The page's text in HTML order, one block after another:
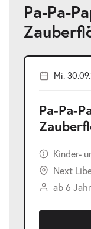
Pa-Pa-
Mi.
Pa-Pa-
Kinder-
Next
ab 6